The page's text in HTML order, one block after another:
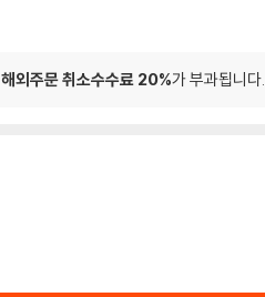
해외주문 취소수수료 20%가 부과됩니다.